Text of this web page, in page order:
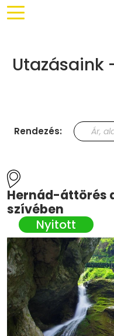
Utazásaink
Rendezés:
Hernád-áttörés
szívében